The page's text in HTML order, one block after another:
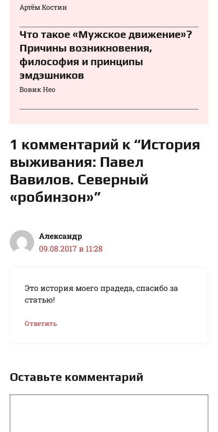
Артём Костин
Что такое «Мужское движение»?
Причины возникновения,
философия и принципы
эмдэшников
Вовик Нео
1 комментарий к “История
выживания: Павел
Вавилов. Северный
«робинзон»”
Александр
09.08.2017 в 11:28
Это история моего прадеда, спасибо за
статью!
Ответить
Оставьте комментарий